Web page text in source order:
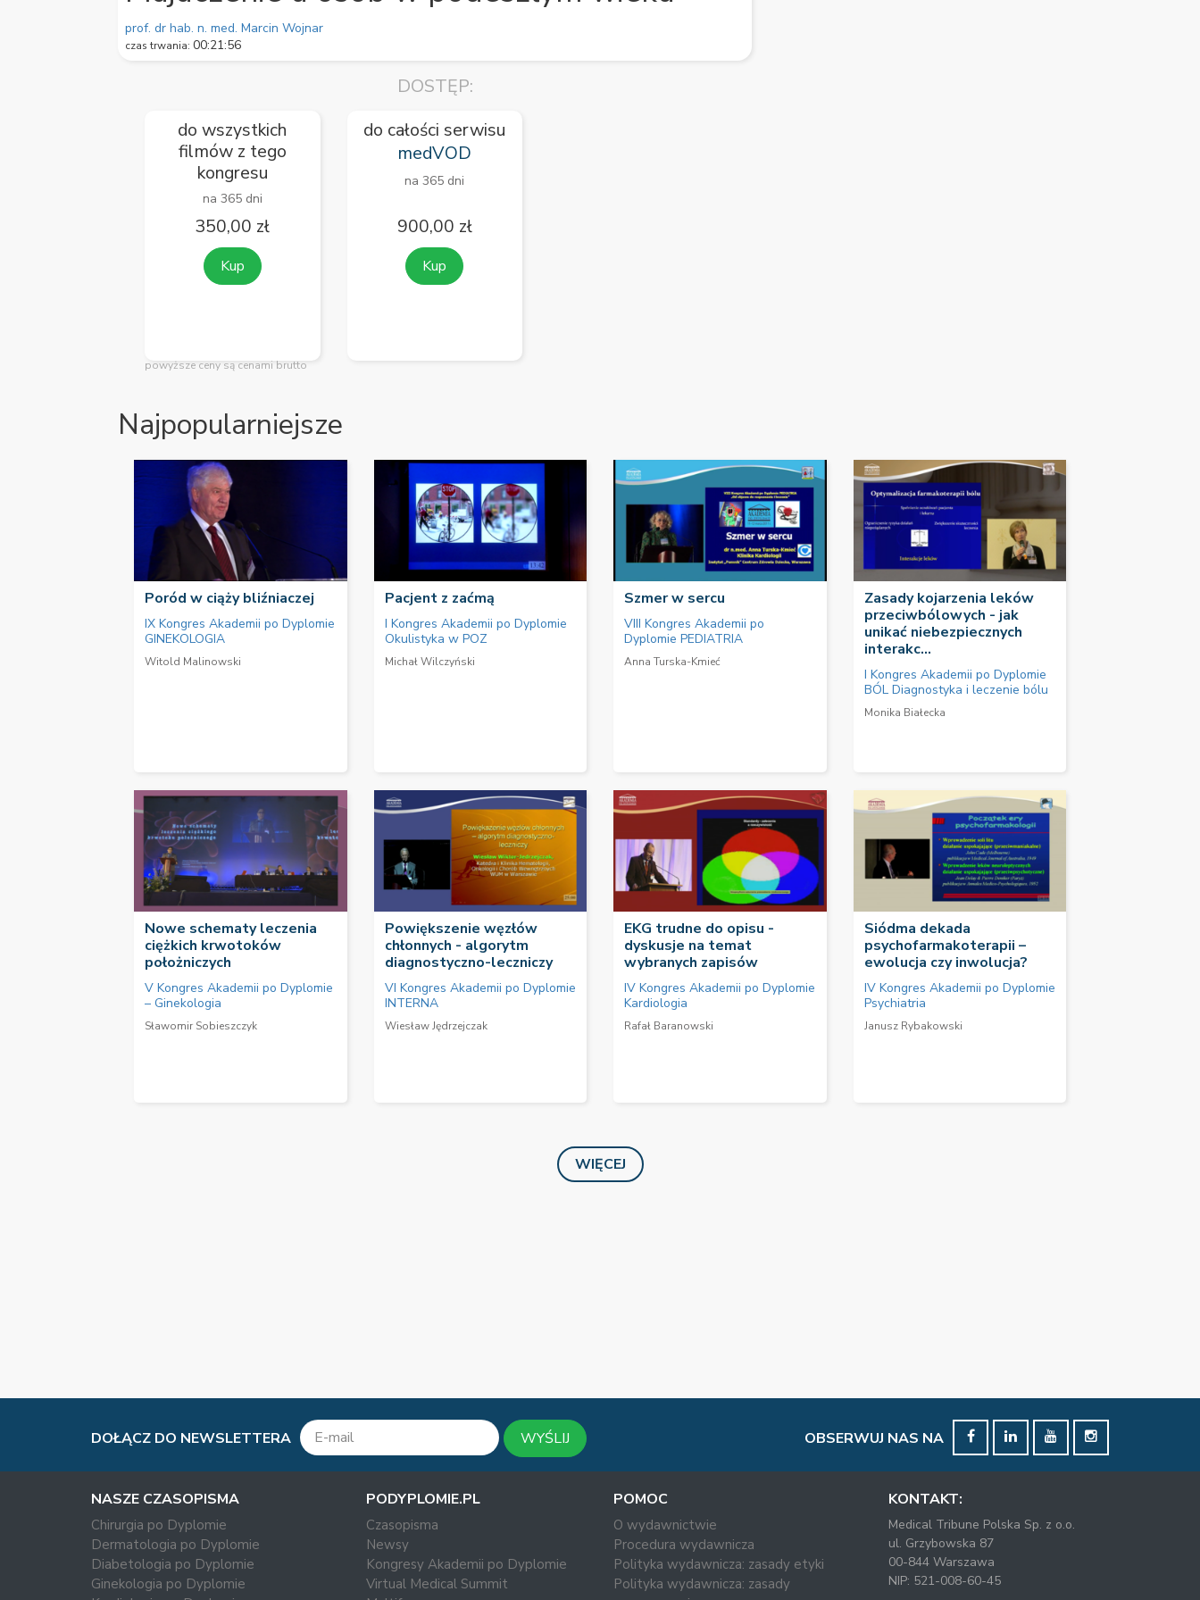
59
90%
prof. dr hab. n. med. Marcin Wojnar
czas trwania: 00:21:56
DOSTĘP:
do wszystkich
filmów z tego
kongresu
na 365 dni
350,00 zł
Kup
do całości serwisu
medVOD
na 365 dni
900,00 zł
Kup
powyższe ceny są cenami brutto
Najpopularniejsze
Poród w ciąży bliźniaczej
IX Kongres Akademii po Dyplomie
GINEKOLOGIA
Witold Malinowski
Pacjent z zaćmą
I Kongres Akademii po Dyplomie
Okulistyka w POZ
Michał Wilczyński
Szmer w sercu
VIII Kongres Akademii po
Dyplomie PEDIATRIA
Anna Turska-Kmieć
Zasady kojarzenia leków
przeciwbólowych - jak
unikać niebezpiecznych
interakc...
I Kongres Akademii po Dyplomie
BÓL Diagnostyka i leczenie bólu
Monika Białecka
Nowe schematy leczenia
ciężkich krwotoków
położniczych
V Kongres Akademii po Dyplomie
– Ginekologia
Sławomir Sobieszczyk
Powiększenie węzłów
chłonnych - algorytm
diagnostyczno-leczniczy
VI Kongres Akademii po Dyplomie
INTERNA
Wiesław Jędrzejczak
EKG trudne do opisu -
dyskusje na temat
wybranych zapisów
IV Kongres Akademii po Dyplomie
Kardiologia
Rafał Baranowski
Siódma dekada
psychofarmakoterapii –
ewolucja czy inwolucja?
IV Kongres Akademii po Dyplomie
Psychiatria
Janusz Rybakowski
WIĘCEJ
DOŁĄCZ DO NEWSLETTERA WYŚLIJ OBSERWUJ NAS NA
NASZE CZASOPISMA
Chirurgia po Dyplomie
Dermatologia po Dyplomie
Diabetologia po Dyplomie
Ginekologia po Dyplomie
PODYPLOMIE.PL
Czasopisma
Newsy
Kongresy Akademii po Dyplomie
Virtual Medical Summit
POMOC
O wydawnictwie
Procedura wydawnicza
Polityka wydawnicza: zasady etyki
Polityka wydawnicza: zasady
KONTAKT:
Medical Tribune Polska Sp. z o.o.
ul. Grzybowska 87
00-844 Warszawa
NIP: 521-008-60-45